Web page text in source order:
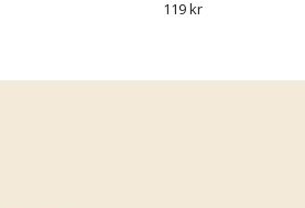
119 kr